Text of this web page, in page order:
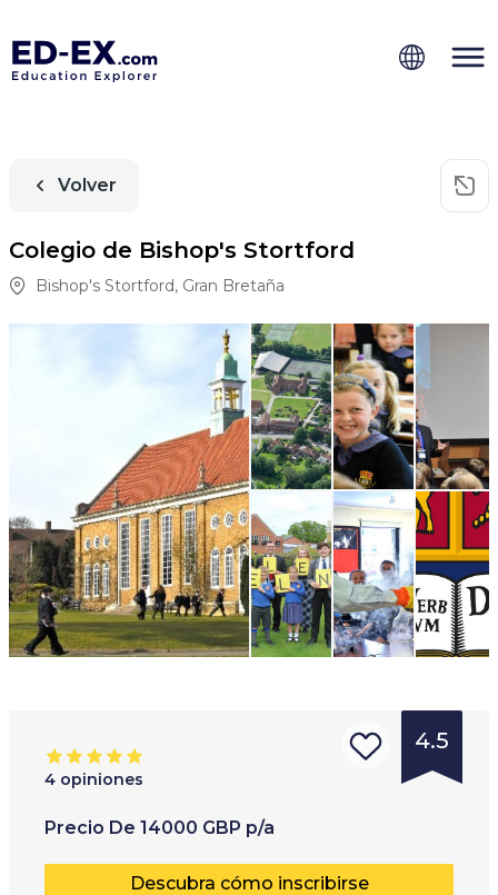
Volver
Colegio de Bishop's Stortford
Bishop's Stortford, Gran Bretaña
4.5
4 opiniones
Precio De 14000 GBP p/a
Descubra cómo inscribirse
Tipo de
Rango de edades
3+